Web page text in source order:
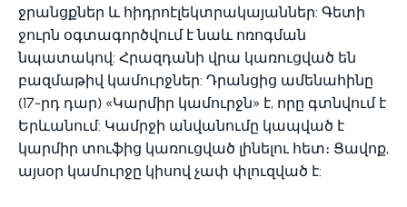
ջրանցքներ և հիդրոէլեկտրակայաններ: Գետի
ջուրն օգտագործվում է նաև ոռոգման
նպատակով: Հրազդանի վրա կառուցված են
բազմաթիվ կամուրջներ: Դրանցից ամենահինը
(17-րդ դար) «Կարմիր կամուրջն» է, որը գտնվում է
Երևանում: Կամրջի անվանումը կապված է
կարմիր տուֆից կառուցված լինելու հետ։ Ցավոք,
այսօր կամուրջը կիսով չափ փլուզված է: